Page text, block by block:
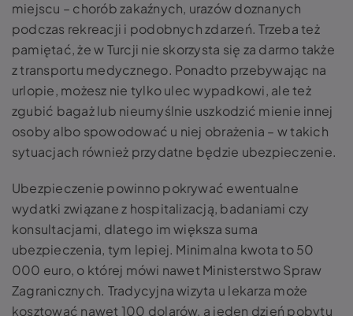
miejscu – chorób zakaźnych, urazów doznanych
podczas rekreacji i podobnych zdarzeń. Trzeba też
pamiętać, że w Turcji nie skorzysta się za darmo także
z transportu medycznego. Ponadto przebywając na
urlopie, możesz nie tylko ulec wypadkowi, ale też
zgubić bagaż lub nieumyślnie uszkodzić mienie innej
osoby albo spowodować u niej obrażenia – w takich
sytuacjach również przydatne będzie ubezpieczenie.
Ubezpieczenie powinno pokrywać ewentualne
wydatki związane z hospitalizacją, badaniami czy
konsultacjami, dlatego im większa suma
ubezpieczenia, tym lepiej. Minimalna kwota to 50
000 euro, o której mówi nawet Ministerstwo Spraw
Zagranicznych. Tradycyjna wizyta u lekarza może
kosztować nawet 100 dolarów, a jeden dzień pobytu